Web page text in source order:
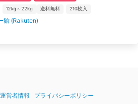
12kg～22kg 送料無料 210枚入
館 (Rakuten)
運営者情報
プライバシーポリシー